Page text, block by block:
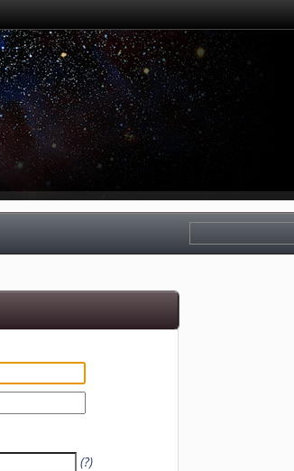
(?)